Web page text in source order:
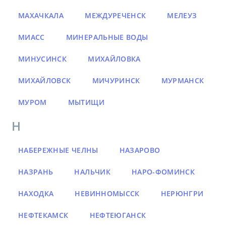
МАХАЧКАЛА МЕЖДУРЕЧЕНСК МЕЛЕУЗ
МИАСС МИНЕРАЛЬНЫЕ ВОДЫ
МИНУСИНСК МИХАЙЛОВКА
МИХАЙЛОВСК МИЧУРИНСК МУРМАНСК
МУРОМ МЫТИЩИ
Н
НАБЕРЕЖНЫЕ ЧЕЛНЫ НАЗАРОВО
НАЗРАНЬ НАЛЬЧИК НАРО-ФОМИНСК
НАХОДКА НЕВИННОМЫССК НЕРЮНГРИ
НЕФТЕКАМСК НЕФТЕЮГАНСК